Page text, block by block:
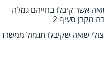
אשר קיבלו בחייהם גמלה
מקרן סעיף 2
שואה שקיבלו תגמול ממשרד